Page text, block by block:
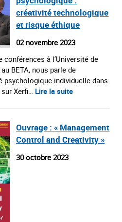
créativité technologique
et risque éthique
02 novembre 2023
à l’Université de
BETA, nous parle de
psychologique individuelle dans
Xerfi… Lire la suite
Ouvrage : « Management
Control and Creativity »
30 octobre 2023